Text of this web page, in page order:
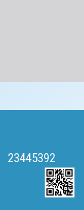
23445392